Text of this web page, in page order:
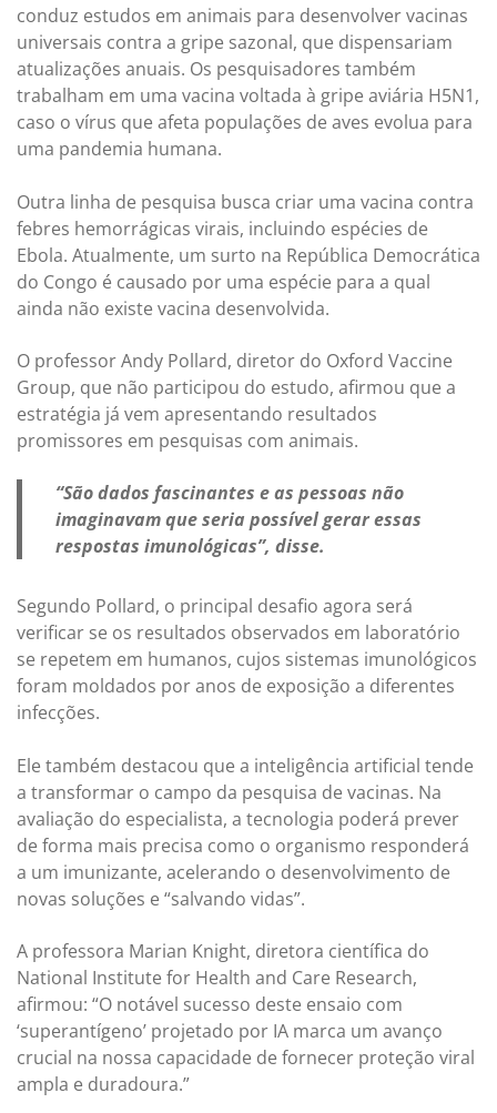
conduz estudos em animais para desenvolver vacinas
universais contra a gripe sazonal, que dispensariam
atualizações anuais. Os pesquisadores também
trabalham em uma vacina voltada à gripe aviária H5N1,
caso o vírus que afeta populações de aves evolua para
uma pandemia humana.
Outra linha de pesquisa busca criar uma vacina contra
febres hemorrágicas virais, incluindo espécies de
Ebola. Atualmente, um surto na República Democrática
do Congo é causado por uma espécie para a qual
ainda não existe vacina desenvolvida.
O professor Andy Pollard, diretor do Oxford Vaccine
Group, que não participou do estudo, afirmou que a
estratégia já vem apresentando resultados
promissores em pesquisas com animais.
“São dados fascinantes e as pessoas não
imaginavam que seria possível gerar essas
respostas imunológicas”, disse.
Segundo Pollard, o principal desafio agora será
verificar se os resultados observados em laboratório
se repetem em humanos, cujos sistemas imunológicos
foram moldados por anos de exposição a diferentes
infecções.
Ele também destacou que a inteligência artificial tende
a transformar o campo da pesquisa de vacinas. Na
avaliação do especialista, a tecnologia poderá prever
de forma mais precisa como o organismo responderá
a um imunizante, acelerando o desenvolvimento de
novas soluções e “salvando vidas”.
A professora Marian Knight, diretora científica do
National Institute for Health and Care Research,
afirmou: “O notável sucesso deste ensaio com
‘superantígeno’ projetado por IA marca um avanço
crucial na nossa capacidade de fornecer proteção viral
ampla e duradoura.”